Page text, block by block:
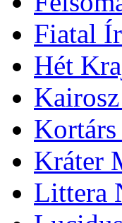
Fiatal
Hét
Kráter
Littera